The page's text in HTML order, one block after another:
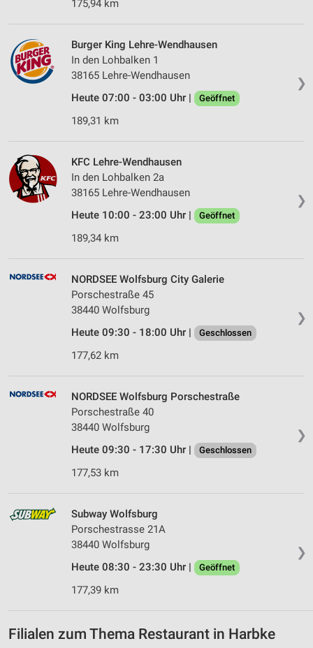
175,94 km
❯
Burger King Lehre-Wendhausen
In den Lohbalken 1
38165 Lehre-Wendhausen
Heute 07:00 - 03:00 Uhr |
Geöffnet
189,31 km
❯
KFC Lehre-Wendhausen
In den Lohbalken 2a
38165 Lehre-Wendhausen
Heute 10:00 - 23:00 Uhr |
Geöffnet
189,34 km
❯
NORDSEE Wolfsburg City Galerie
Porschestraße 45
38440 Wolfsburg
Heute 09:30 - 18:00 Uhr |
Geschlossen
177,62 km
❯
NORDSEE Wolfsburg Porschestraße
Porschestraße 40
38440 Wolfsburg
Heute 09:30 - 17:30 Uhr |
Geschlossen
177,53 km
❯
Subway Wolfsburg
Porschestrasse 21A
38440 Wolfsburg
Heute 08:30 - 23:30 Uhr |
Geöffnet
177,39 km
Filialen zum Thema Restaurant in Harbke